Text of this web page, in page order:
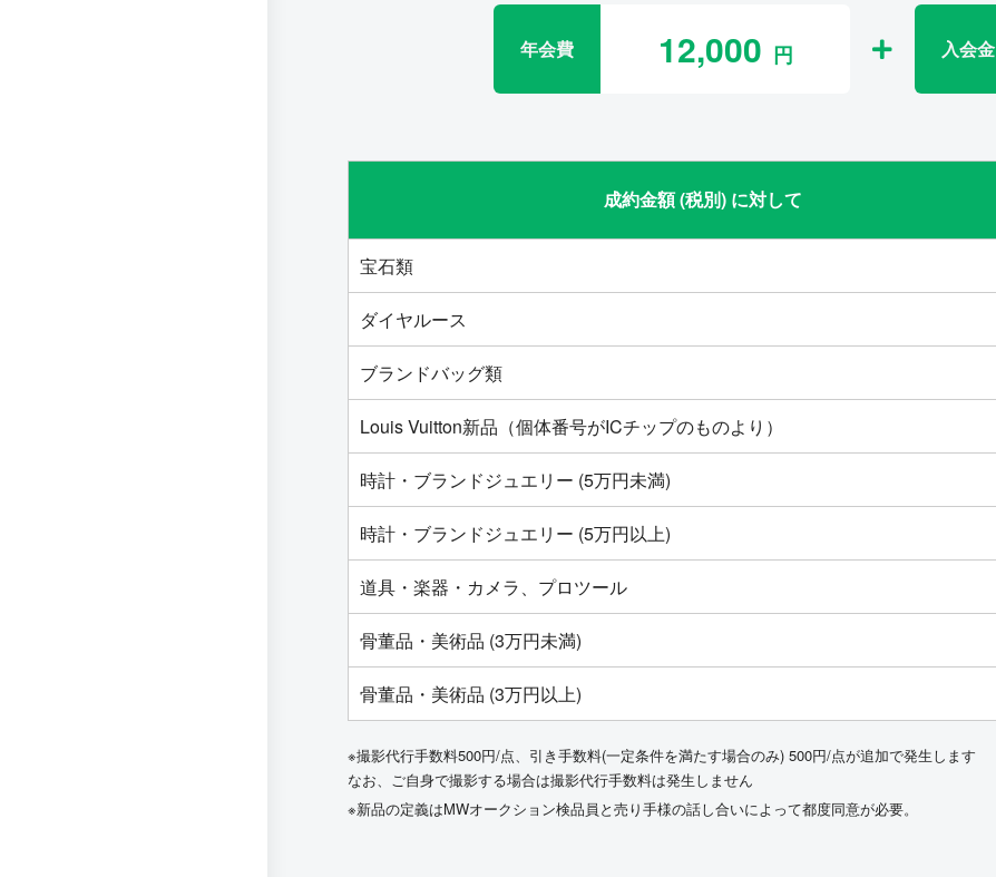
年会費 12,000 入会金
成約金額 (税別) に対して
宝石類
ダイヤルース
ブランドバッグ類
Louis Vuitton新品（個体番号がICチップのものより）
時計・ブランドジュエリー (5万円未満)
時計・ブランドジュエリー (5万円以上)
道具・楽器・カメラ、プロツール
骨董品・美術品 (3万円未満)
骨董品・美術品 (3万円以上)
※撮影代行手数料500円/点、引き手数料(一定条件を満たす場合のみ) 500円/点が追加で発生します
なお、ご自身で撮影する場合は撮影代行手数料は発生しません
※新品の定義はMWオークション検品員と売り手様の話し合いによって都度同意が必要。